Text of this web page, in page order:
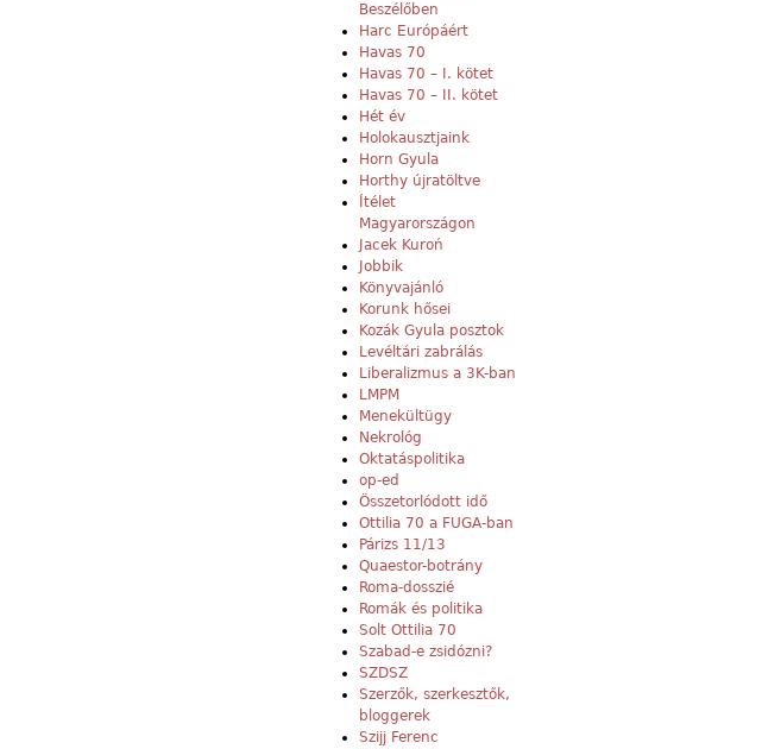
Beszélőben
Harc Európáért
Havas 70
Havas 70 – I. kötet
Havas 70 – II. kötet
Hét év
Holokausztjaink
Horn Gyula
Horthy újratöltve
Ítélet
Magyarországon
Jacek Kuroń
Jobbik
Könyvajánló
Korunk hősei
Kozák Gyula posztok
Levéltári zabrálás
Liberalizmus a 3K-ban
LMPM
Menekültügy
Nekrológ
Oktatáspolitika
op-ed
Összetorlódott idő
Ottilia 70 a FUGA-ban
Párizs 11/13
Quaestor-botrány
Roma-dosszié
Romák és politika
Solt Ottilia 70
Szabad-e zsidózni?
SZDSZ
Szerzők, szerkesztők,
bloggerek
Szijj Ferenc